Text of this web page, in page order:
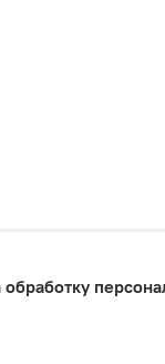
обработку